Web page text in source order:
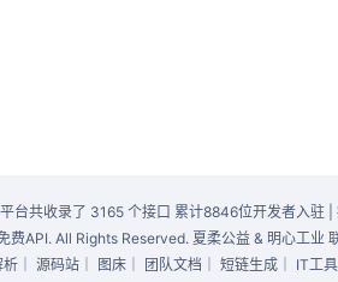
台共收录了 3165 个接口 累计8846位开发者入驻 |
API. All Rights Reserved. 夏柔公益 & 明心工业
析 源码站 图床 团队文档 短链生成 IT工